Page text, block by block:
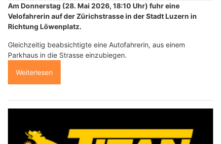
Am Donnerstag (28. Mai 2026, 18:10 Uhr) fuhr eine
Velofahrerin auf der Zürichstrasse in der Stadt Luzern in
Richtung Löwenplatz.
Gleichzeitig beabsichtigte eine Autofahrerin, aus einem
Parkhaus in die Strasse einzubiegen.
Weiterlesen